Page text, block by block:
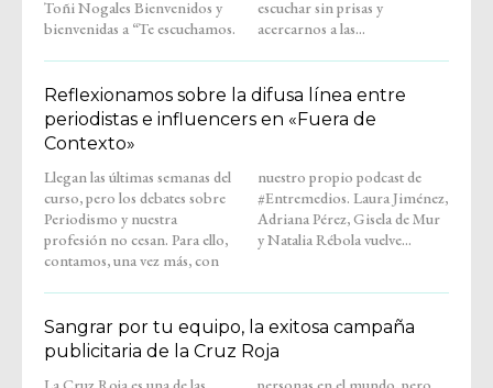
Toñi Nogales Bienvenidos y
bienvenidas a “Te escuchamos.
escuchar sin prisas y
acercarnos a las...
Reflexionamos sobre la difusa línea entre
periodistas e influencers en «Fuera de
Contexto»
Llegan las últimas semanas del
curso, pero los debates sobre
Periodismo y nuestra
profesión no cesan. Para ello,
contamos, una vez más, con
nuestro propio podcast de
#Entremedios. Laura Jiménez,
Adriana Pérez, Gisela de Mur
y Natalia Rébola vuelve...
Sangrar por tu equipo, la exitosa campaña
publicitaria de la Cruz Roja